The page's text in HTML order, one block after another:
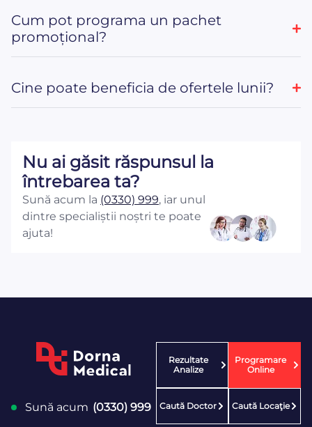
Cum pot programa un pachet
promoțional?
Cine poate beneficia de ofertele lunii?
Nu ai găsit răspunsul la
întrebarea ta?
Sună acum la (0330) 999, iar unul
dintre specialiștii noștri te poate
ajuta!
Sună acum (0330) 999
Rezultate
Analize
Programare
Online
Caută Doctor Caută Locaţie